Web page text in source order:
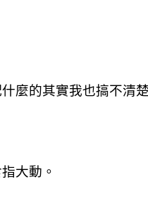
麼的其實我也搞不清
大動。